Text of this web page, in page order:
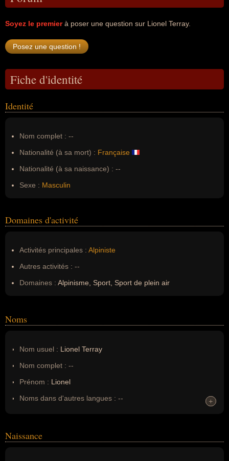
Soyez le premierà poser une question sur Lionel Terray.
Fiche d'identité
Identité
Nom complet : --
Nationalité (à sa mort) : Française
Nationalité (à sa naissance) : --
Sexe : Masculin
Domaines d'activité
Activités principales : Alpiniste
Autres activités : --
Domaines : Alpinisme, Sport, Sport de plein air
Noms
Nom usuel : Lionel Terray
Nom complet : --
Prénom : Lionel
Noms dans d'autres langues : --
Nom de famille :Terray
+
+
Naissance